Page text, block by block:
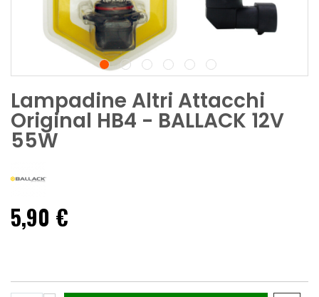
Lampadine Altri Attacchi
Original HB4 - BALLACK 12V
55W
5,90 €